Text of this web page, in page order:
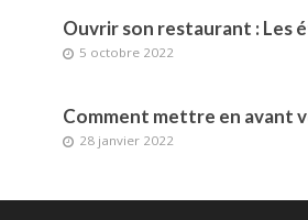
Ouvrir son restaurant : Les
5 octobre 2022
Comment mettre en avant
28 janvier 2022